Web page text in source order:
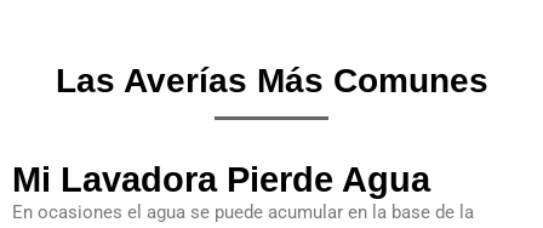
Las Averías Más Comunes
Mi Lavadora Pierde Agua
En ocasiones el agua se puede acumular en la base de la